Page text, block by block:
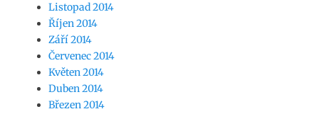
Listopad 2014
Říjen 2014
Září 2014
Červenec 2014
Květen 2014
Duben 2014
Březen 2014